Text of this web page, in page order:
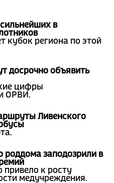
в
кубок региона по этой
досрочно объявить
цифры
ОРВИ.
Ливенского
роддома заподозрили в
привело к росту
медучреждения.